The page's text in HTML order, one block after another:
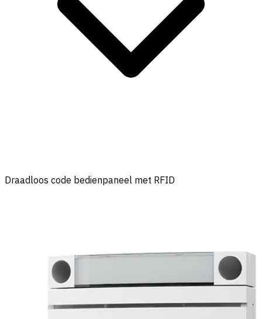
Draadloos code bedienpaneel met RFID